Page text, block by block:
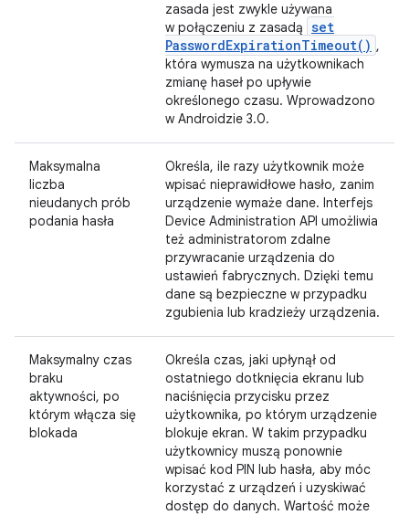
zasada jest zwykle używana
w połączeniu z zasadą set
PasswordExpirationTimeout( ) ,
która wymusza na użytkownikach
zmianę haseł po upływie
określonego czasu. Wprowadzono
w Androidzie 3.0.
Maksymalna
liczba
nieudanych prób
podania hasła
Określa, ile razy użytkownik może
wpisać nieprawidłowe hasło, zanim
urządzenie wymaże dane. Interfejs
Device Administration API umożliwia
też administratorom zdalne
przywracanie urządzenia do
ustawień fabrycznych. Dzięki temu
dane są bezpieczne w przypadku
zgubienia lub kradzieży urządzenia.
Maksymalny czas
braku
aktywności, po
którym włącza się
blokada
Określa czas, jaki upłynął od
ostatniego dotknięcia ekranu lub
naciśnięcia przycisku przez
użytkownika, po którym urządzenie
blokuje ekran. W takim przypadku
użytkownicy muszą ponownie
wpisać kod PIN lub hasła, aby móc
korzystać z urządzeń i uzyskiwać
dostęp do danych. Wartość może